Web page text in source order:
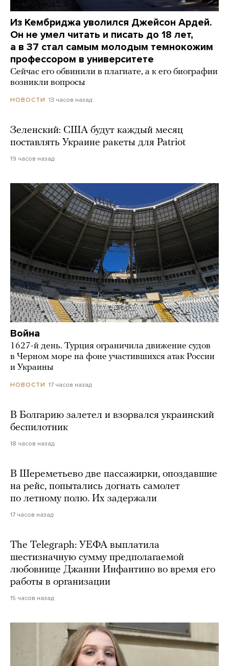
Из Кембриджа уволился Джейсон Ардей.
Он не умел читать и писать до 18 лет,
а в 37 стал самым молодым темнокожим
профессором в университете
Сейчас его обвинили в плагиате, а к его биографии
возникли вопросы
НОВОСТИ 13 часов назад
Зеленский: США будут каждый месяц
поставлять Украине ракеты для Patriot
19 часов назад
Война
1627-й день. Турция ограничила движение судов
в Черном море на фоне участившихся атак России
и Украины
НОВОСТИ 17 часов назад
В Болгарию залетел и взорвался украинский
беспилотник
18 часов назад
В Шереметьево две пассажирки, опоздавшие
на рейс, попытались догнать самолет
по летному полю. Их задержали
17 часов назад
The Telegraph: УЕФА выплатила
шестизначную сумму предполагаемой
любовнице Джанни Инфантино во время его
работы в организации
15 часов назад